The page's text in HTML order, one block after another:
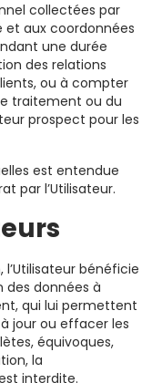
collectées par
et aux coordonnées
une durée
des relations
ou à compter
traitement ou du
prospect pour les
est entendue
par l’Utilisateur.
bénéficie
des données à
qui lui permettent
jour ou effacer les
équivoques,
la
interdite.